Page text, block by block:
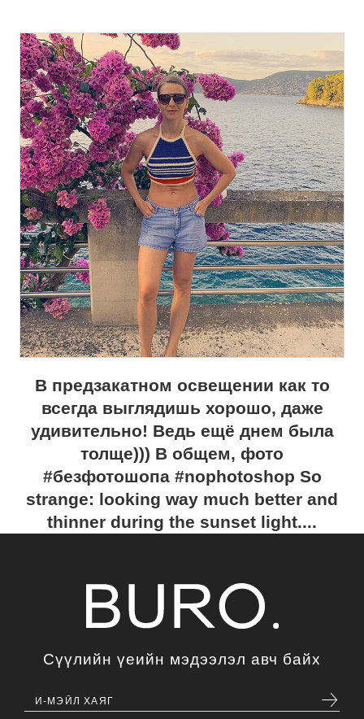
В предзакатном освещении как то
всегда выглядишь хорошо, даже
удивительно! Ведь ещё днем была
толще))) В общем, фото
#безфотошопа #nophotoshop So
strange: looking way much better and
thinner during the sunset light....
Сүүлийн үеийн мэдээлэл авч байх